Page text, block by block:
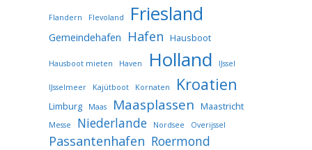
Flandern Flevoland Friesland
Gemeindehafen Hafen Hausboot
Hausboot mieten Haven Holland IJssel
IJsselmeer Kajütboot Kornaten Kroatien
Limburg Maas Maasplassen Maastricht
Messe Niederlande Nordsee Overijssel
Passantenhafen Roermond